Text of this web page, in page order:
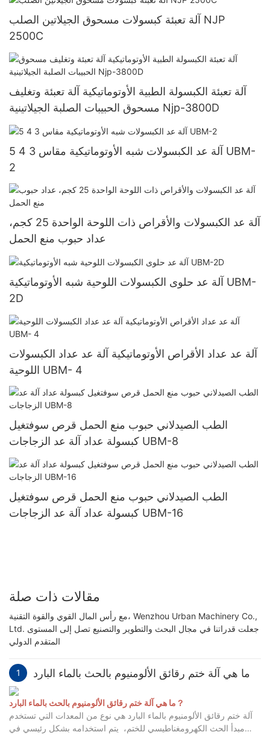
آلة تعبئة كبسولات مسحوق الجيلاتين الصلب NJP
2500C
آلة تعبئة الكبسولة الطبية الأوتوماتيكية آلة تعبئة وتغليف
مسحوق الحبيبات الصلبة الجيلاتينية Njp-3800D
آلة عد الكبسولات شبه الأوتوماتيكية مقاس 3 4 5 UBM-
2
آلة عد الكبسولات والأقراص ذات اللوحة الواحدة 25 كجم،
عداد حبوب منع الحمل
آلة عد حلوى الكبسولات اللوحية شبه الأوتوماتيكية UBM-
2D
آلة عد عداد الأقراص الأوتوماتيكية آلة عد عداد الكبسولات
اللوحية UBM- 4
الطب الصيدلاني حبوب منع الحمل قرص سوفتغيل
كبسولة عداد آلة عد الزجاجات UBM-8
الطب الصيدلاني حبوب منع الحمل قرص سوفتغيل
كبسولة عداد آلة عد الزجاجات UBM-16
مقالات ذات صلة
مع رأس المال القوي والقوة التقنية، Wenzhou Urban Machinery Co.,
Ltd. جعلت قدراتنا في مجال البحث والتطوير والتصنيع تصل إلى المستوى
المتقدم الدولي
1 ما هي آلة ختم رقائق الألومنيوم بالحث بالماء البارد
ما هي آلة ختم رقائق الألومنيوم بالحث بالماء البارد？
آلة ختم رقائق الألومنيوم بالماء البارد هي نوع من المعدات التي تستخدم
مبدأ الحث الكهرومغناطيسي للختم، ‌ يتم استخدامه بشكل رئيسي في